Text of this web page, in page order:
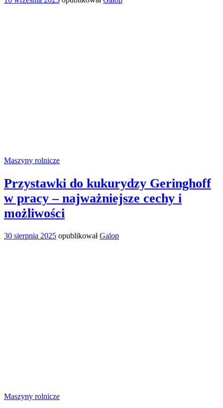
Maszyny rolnicze
Przystawki do kukurydzy Geringhoff
w pracy – najważniejsze cechy i
możliwości
30 sierpnia 2025 opublikowałGalop
Maszyny rolnicze